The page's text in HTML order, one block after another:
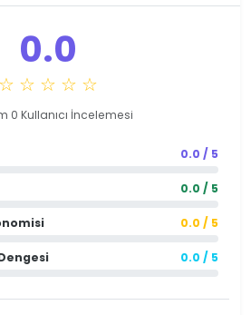
0.0
☆ ☆ ☆ ☆ ☆
0 Kullanıcı İncelemesi
0.0 / 5
0.0 / 5
0.0 / 5
0.0 / 5